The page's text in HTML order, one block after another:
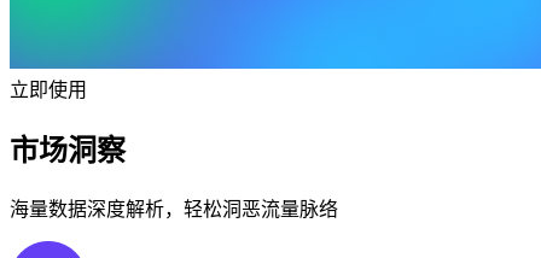
立即使用
市场洞察
海量数据深度解析，轻松洞恶流量脉络